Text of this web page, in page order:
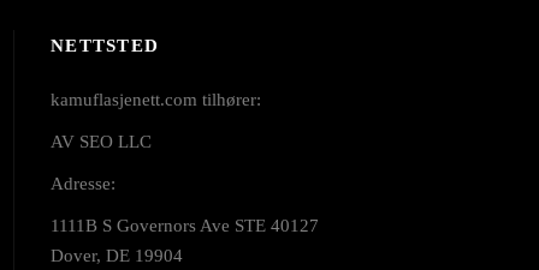
NETTSTED
kamuflasjenett.com tilhører:
AV SEO LLC
Adresse:
1111B S Governors Ave STE 40127
Dover, DE 19904